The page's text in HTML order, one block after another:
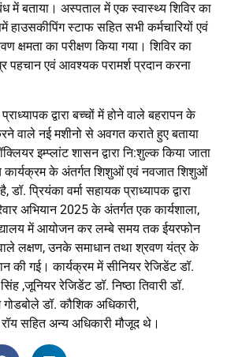
में बताया। अस्पताल में एक स्वास्थ्य शिविर का
स्टाफ सहित सभी कर्मचारियों एवं
क्षमता का परीक्षण किया गया। शिविर का
पहचान एवं आवश्यक परामर्श प्रदान करना
द्वारा बच्चों में होने वाले बहरापन के
वाले नई मशीनो से अवगत कराते हुए बताया
इम्प्लांट शासन द्वारा नि:शुल्क किया जाता
कार्यक्रम के अंतर्गत शिशुओं एवं नवजात शिशुओं
प्रियंका वर्मा सहायक प्राध्यापक द्वारा
अभियान 2025 के अंतर्गत एक कार्यशाला,
में आयोजन कर लम्बे समय तक ईयरफोन
लक्षण, उनके समाधान तथा श्रवण यंत्र के
की गई। कार्यक्रम में सीनियर रेजिडेंट डॉ.
,जूनियर रेजिडेंट डॉ. निष्ठा तिवारी डॉ.
डॉ. कौशिक अधिकारी,
सहित अन्य अधिकारी मौजूद थे।